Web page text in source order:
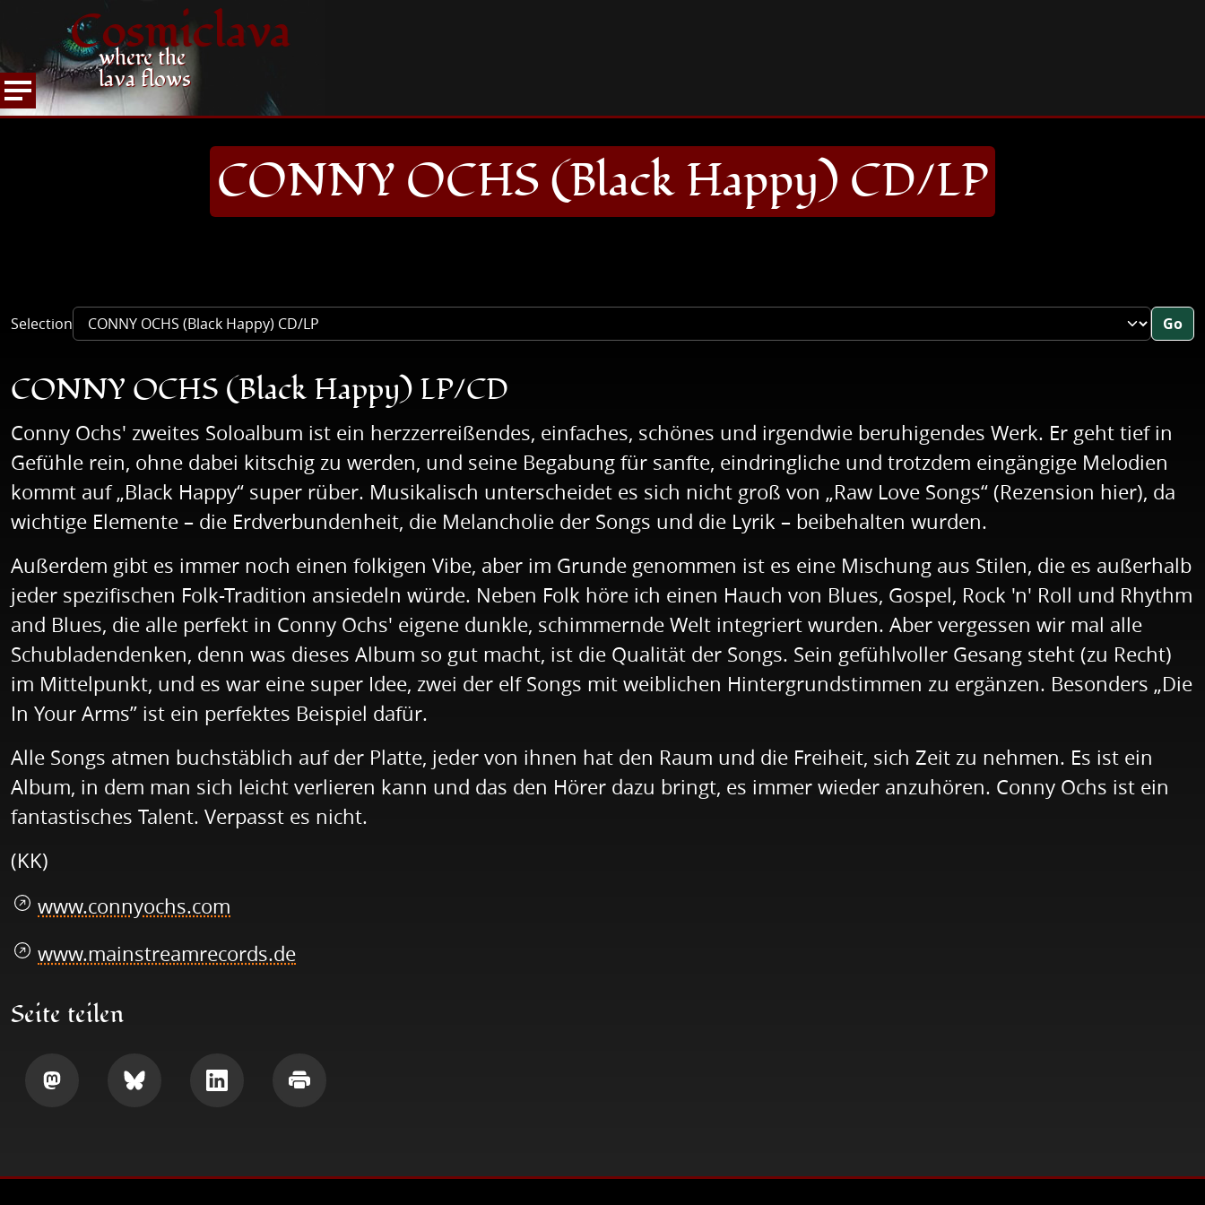
Cosmiclava
where the
lava flows
HOME
ARTIKEL UND MEHR RECORD REVIEWS
CONNY OCHS (Black Happy) CD/LP
Selection Go
CONNY OCHS (Black Happy) LP/CD
Conny Ochs' zweites Soloalbum ist ein herzzerreißendes, einfaches, schönes und irgendwie beruhigendes Werk. Er geht tief in
Gefühle rein, ohne dabei kitschig zu werden, und seine Begabung für sanfte, eindringliche und trotzdem eingängige Melodien
kommt auf „Black Happy“ super rüber. Musikalisch unterscheidet es sich nicht groß von „Raw Love Songs“ (Rezension hier), da
wichtige Elemente – die Erdverbundenheit, die Melancholie der Songs und die Lyrik – beibehalten wurden.
Außerdem gibt es immer noch einen folkigen Vibe, aber im Grunde genommen ist es eine Mischung aus Stilen, die es außerhalb
jeder spezifischen Folk-Tradition ansiedeln würde. Neben Folk höre ich einen Hauch von Blues, Gospel, Rock 'n' Roll und Rhythm
and Blues, die alle perfekt in Conny Ochs' eigene dunkle, schimmernde Welt integriert wurden. Aber vergessen wir mal alle
Schubladendenken, denn was dieses Album so gut macht, ist die Qualität der Songs. Sein gefühlvoller Gesang steht (zu Recht)
im Mittelpunkt, und es war eine super Idee, zwei der elf Songs mit weiblichen Hintergrundstimmen zu ergänzen. Besonders „Die
In Your Arms” ist ein perfektes Beispiel dafür.
Alle Songs atmen buchstäblich auf der Platte, jeder von ihnen hat den Raum und die Freiheit, sich Zeit zu nehmen. Es ist ein
Album, in dem man sich leicht verlieren kann und das den Hörer dazu bringt, es immer wieder anzuhören. Conny Ochs ist ein
fantastisches Talent. Verpasst es nicht.
(KK)
www.connyochs.com
www.mainstreamrecords.de
Seite teilen